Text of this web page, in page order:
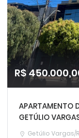
R$
APARTAMENTO
GETÚLIO
Getúlio Vargas/